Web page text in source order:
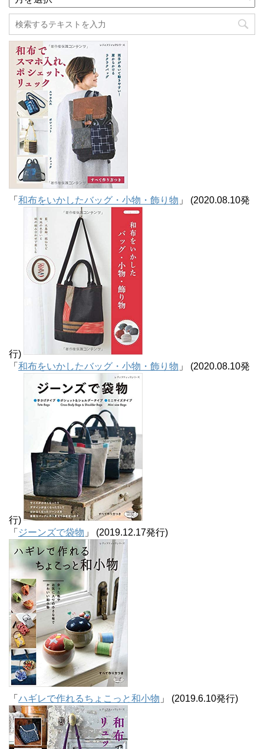
ー
カ
イ
ブ
「 和布をいかしたバッグ・小物・飾り物 」 (2020.08.10発
行)
「 和布をいかしたバッグ・小物・飾り物 」 (2020.08.10発
行)
「 ジーンズで袋物 」 (2019.12.17発行)
「 ハギレで作れるちょこっと和小物 」 (2019.6.10発行)